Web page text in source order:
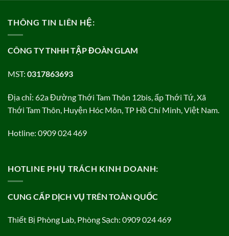
THÔNG TIN LIÊN HỆ:
CÔNG TY TNHH TẬP ĐOÀN GLAM
MST: 0317863693
Địa chỉ: 62a Đường Thới Tam Thôn 12bis, ấp Thới Tứ, Xã
Thới Tam Thôn, Huyện Hóc Môn, TP Hồ Chí Minh, Việt Nam.
Hotline: 0909 024 469
HOTLINE PHỤ TRÁCH KINH DOANH:
CUNG CẤP DỊCH VỤ TRÊN TOÀN QUỐC
Thiết Bị Phòng Lab, Phòng Sạch: 0909 024 469